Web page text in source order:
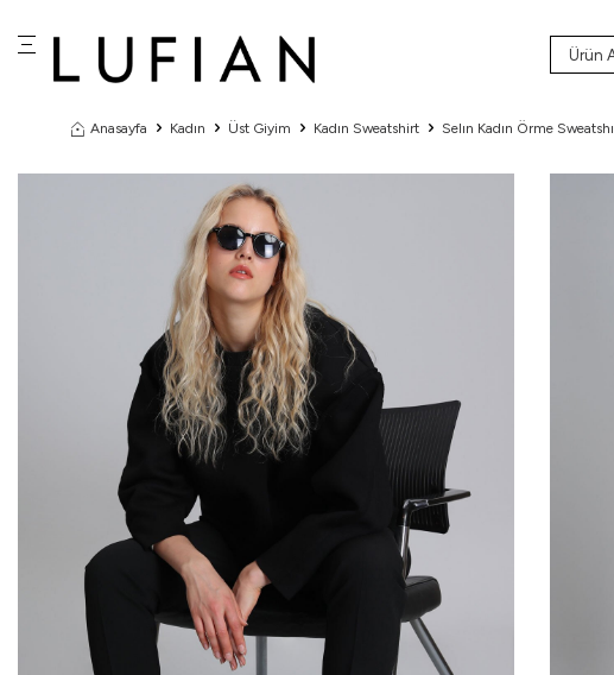
Anasayfa Kadın Üst Giyim Kadın Sweatshirt Selın Kadın Örme